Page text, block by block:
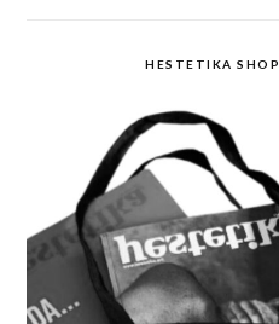
HESTETIKA SHOP